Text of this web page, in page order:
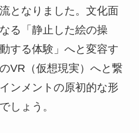
となりました。文化面
る「静止した絵の操
する体験」へと変容す
VR（仮想現実）へと繋
ンメントの原初的な形
しょう。